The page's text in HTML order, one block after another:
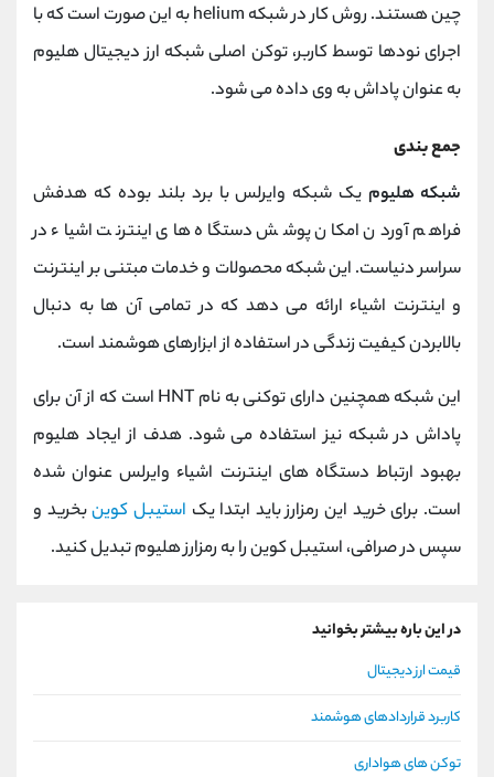
چین هستند. روش کار در شبکه helium به این صورت است که با
اجرای نودها توسط کاربر، توکن اصلی شبکه ارز دیجیتال هلیوم
به عنوان پاداش به وی داده می شود.
جمع بندی
شبکه هلیومیک شبکه وایرلس با برد بلند بوده که هدفش
فراهم آوردن امکان پوشش دستگاه های اینترنت اشیاء در
سراسر دنیاست. این شبکه محصولات و خدمات مبتنی بر اینترنت
و اینترنت اشیاء ارائه می دهد که در تمامی آن ها به دنبال
بالابردن کیفیت زندگی در استفاده از ابزارهای هوشمند است.
این شبکه همچنین دارای توکنی به نام HNT است که از آن برای
پاداش در شبکه نیز استفاده می شود. هدف از ایجاد هلیوم
بهبود ارتباط دستگاه ‌های اینترنت اشیاء وایرلس عنوان شده
است. برای خرید این رمزارز باید ابتدا یک استیبل کوینبخرید و
سپس در صرافی، استیبل کوین را به رمزارز هلیوم تبدیل کنید.
در این باره بیشتر بخوانید
قیمت ارز دیجیتال
کاربرد قراردادهای هوشمند
توکن های هواداری